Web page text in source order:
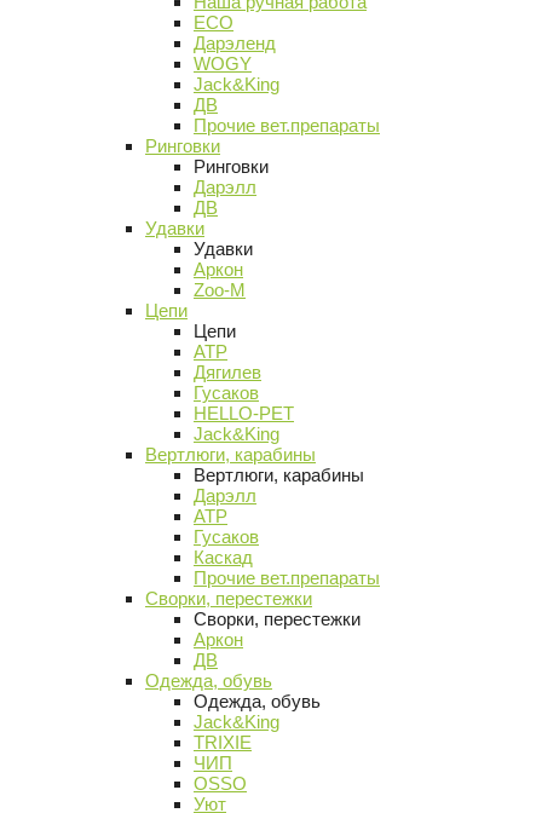
ECO
Дарэленд
WOGY
Jack&King
ДВ
Прочие вет.препараты
Ринговки
Ринговки
Дарэлл
ДВ
Удавки
Удавки
Аркон
Zoo-M
Цепи
Цепи
АТР
Дягилев
Гусаков
HELLO-PET
Jack&King
Вертлюги, карабины
Вертлюги, карабины
Дарэлл
АТР
Гусаков
Каскад
Прочие вет.препараты
Сворки, перестежки
Сворки, перестежки
Аркон
ДВ
Одежда, обувь
Одежда, обувь
Jack&King
TRIXIE
ЧИП
OSSO
Уют